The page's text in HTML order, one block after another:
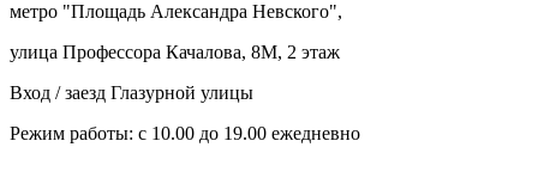
метро "Площадь Александра Невского",
улица Профессора Качалова, 8М, 2 этаж
Вход / заезд Глазурной улицы
Режим работы: с 10.00 до 19.00 ежедневно